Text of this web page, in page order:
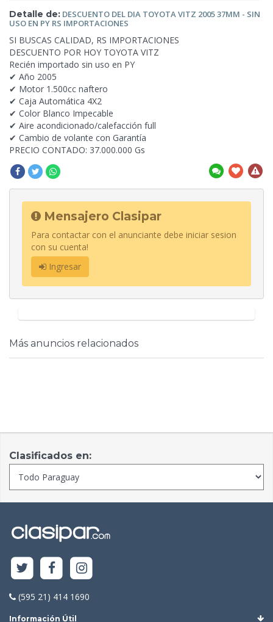
Detalle de: DESCUENTO DEL DIA TOYOTA VITZ 2005 37MM - SIN
USO EN PY RS IMPORTACIONES
SI BUSCAS CALIDAD, RS IMPORTACIONES
DESCUENTO POR HOY TOYOTA VITZ
Recién importado sin uso en PY
✔ Año 2005
✔ Motor 1.500cc naftero
✔ Caja Automática 4X2
✔ Color Blanco Impecable
✔ Aire acondicionado/calefacción full
✔ Cambio de volante con Garantía
PRECIO CONTADO: 37.000.000 Gs
Mensajero Clasipar
Para contactar con el anunciante debe iniciar sesion
con su cuenta!
Ingresar
Más anuncios relacionados
Clasificados en:
(595 21) 414 1690
Información Útil